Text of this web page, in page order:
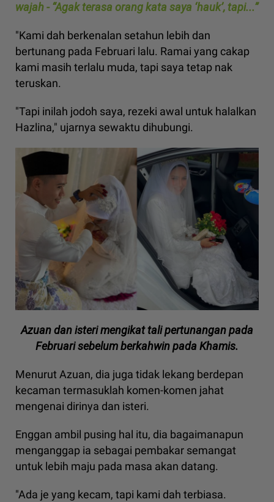
wajah - “Agak terasa orang kata saya ‘hauk’, tapi...”
"Kami dah berkenalan setahun lebih dan
bertunang pada Februari lalu. Ramai yang cakap
kami masih terlalu muda, tapi saya tetap nak
teruskan.
"Tapi inilah jodoh saya, rezeki awal untuk halalkan
Hazlina," ujarnya sewaktu dihubungi.
Azuan dan isteri mengikat tali pertunangan pada
Februari sebelum berkahwin pada Khamis.
Menurut Azuan, dia juga tidak lekang berdepan
kecaman termasuklah komen-komen jahat
mengenai dirinya dan isteri.
Enggan ambil pusing hal itu, dia bagaimanapun
menganggap ia sebagai pembakar semangat
untuk lebih maju pada masa akan datang.
"Ada je yang kecam, tapi kami dah terbiasa.